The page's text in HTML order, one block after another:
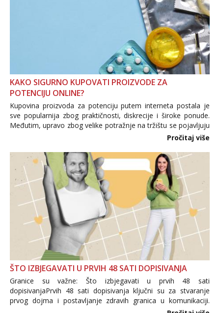
KAKO SIGURNO KUPOVATI PROIZVODE ZA
POTENCIJU ONLINE?
Kupovina proizvoda za potenciju putem interneta postala je
sve popularnija zbog praktičnosti, diskrecije i široke ponude.
Međutim, upravo zbog velike potražnje na tržištu se pojavljuju
i brojni krivotvoreni proizvodi, nepouzdane internetske
Pročitaj više
ŠTO IZBJEGAVATI U PRVIH 48 SATI DOPISIVANJA
Granice su važne: Što izbjegavati u prvih 48 sati
dopisivanjaPrvih 48 sati dopisivanja ključni su za stvaranje
prvog dojma i postavljanje zdravih granica u komunikaciji.
Važno je izbjeći prebrzo otkrivanje osobnih ili intimnih